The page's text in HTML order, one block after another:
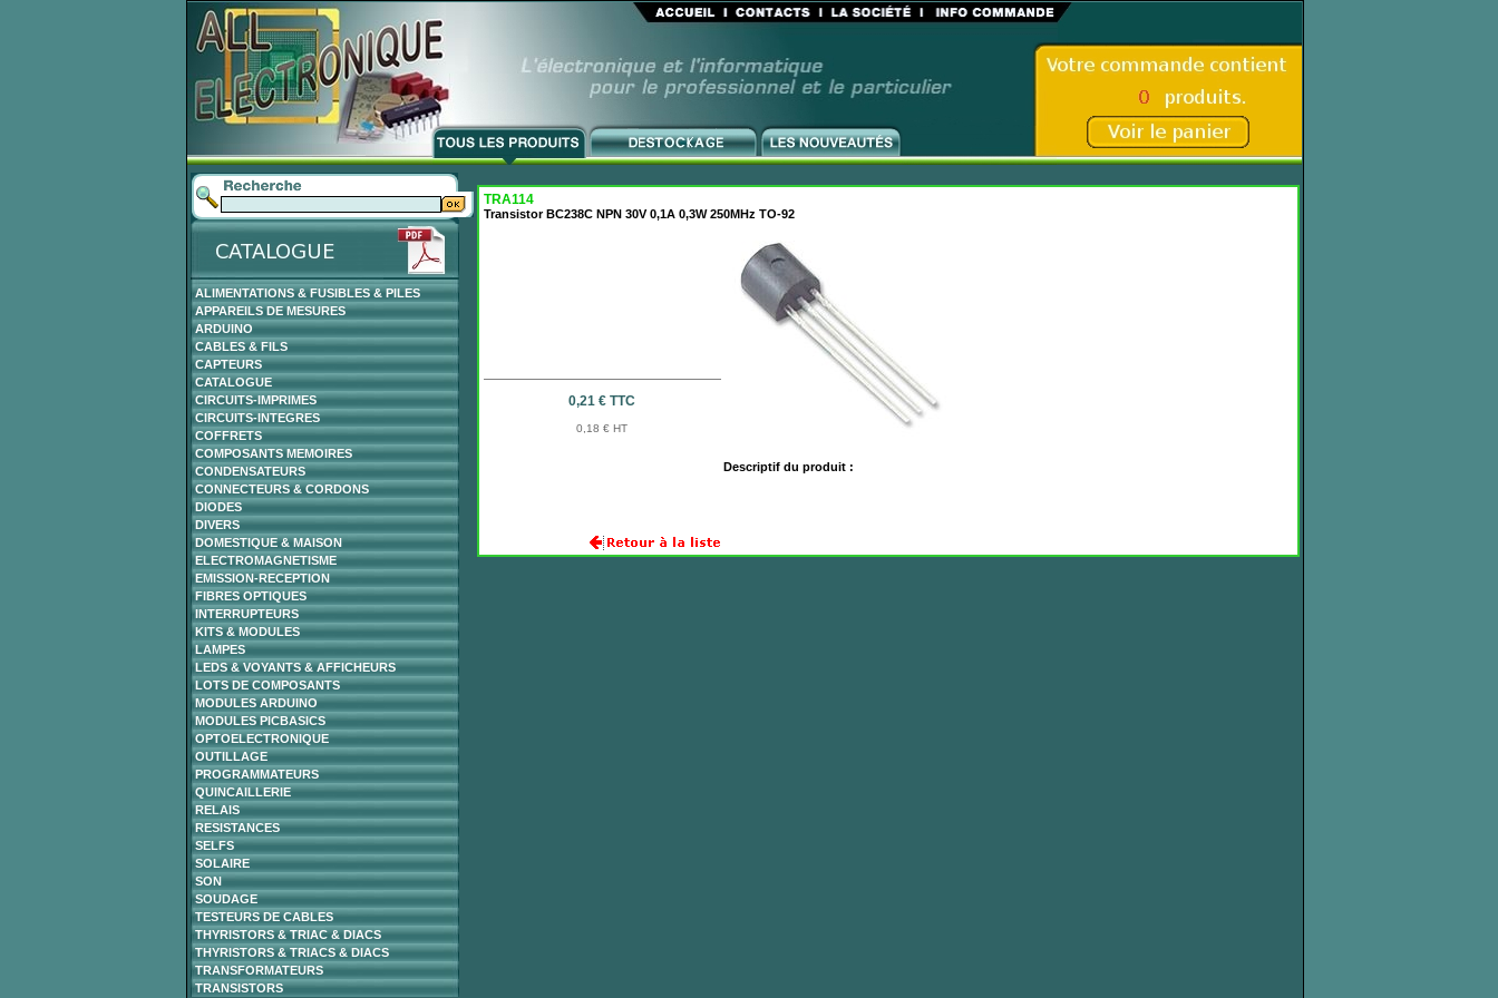
ALIMENTATIONS & FUSIBLES & PILES
APPAREILS DE MESURES
ARDUINO
CABLES & FILS
CAPTEURS
CATALOGUE
CIRCUITS-IMPRIMES
CIRCUITS-INTEGRES
COFFRETS
COMPOSANTS MEMOIRES
CONDENSATEURS
CONNECTEURS & CORDONS
DIODES
DIVERS
DOMESTIQUE & MAISON
ELECTROMAGNETISME
EMISSION-RECEPTION
FIBRES OPTIQUES
INTERRUPTEURS
KITS & MODULES
LAMPES
LEDS & VOYANTS & AFFICHEURS
LOTS DE COMPOSANTS
MODULES ARDUINO
MODULES PICBASICS
OPTOELECTRONIQUE
OUTILLAGE
PROGRAMMATEURS
QUINCAILLERIE
RELAIS
RESISTANCES
SELFS
SOLAIRE
SON
SOUDAGE
TESTEURS DE CABLES
THYRISTORS & TRIAC & DIACS
THYRISTORS & TRIACS & DIACS
TRANSFORMATEURS
TRANSISTORS
TRA114
Transistor BC238C NPN 30V 0,1A 0,3W 250MHz TO-92
0,21 € TTC
0,18 € HT
Descriptif du produit :